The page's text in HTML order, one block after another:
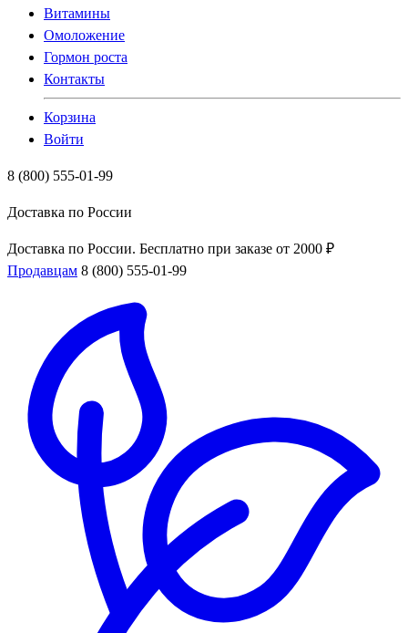
Витамины
Омоложение
Гормон роста
Контакты
Корзина
Войти
8 (800) 555-01-99
Доставка по России
Доставка по России. Бесплатно при заказе от 2000 ₽
Продавцам 8 (800) 555-01-99